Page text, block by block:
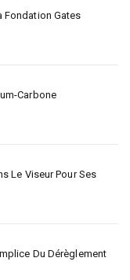
Fondation Gates
Carbone
Le Viseur Pour Ses
Du Dérèglement